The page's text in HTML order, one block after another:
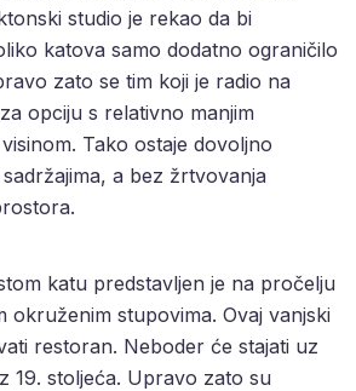
studio je rekao da bi
katova samo dodatno ograničilo
zato se tim koji je radio na
opciju s relativno manjim
visinom. Tako ostaje dovoljno
a bez žrtvovanja
katu predstavljen je na pročelju
okruženim stupovima. Ovaj vanjski
restoran. Neboder će stajati uz
19. stoljeća. Upravo zato su